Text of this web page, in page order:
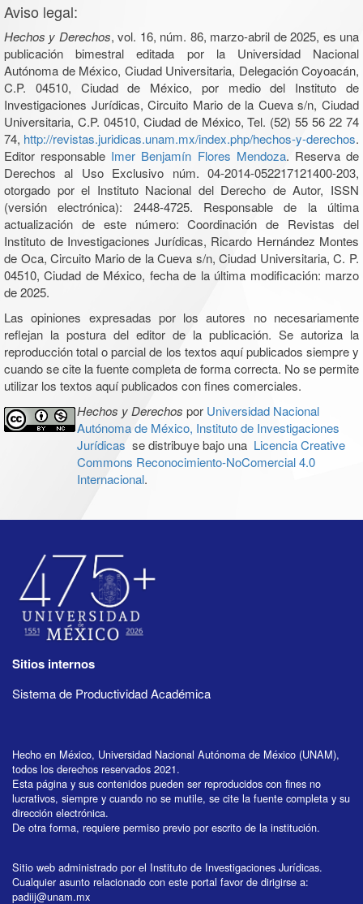
Aviso legal:
Hechos y Derechos, vol. 16, núm. 86, marzo-abril de 2025, es una
publicación bimestral editada por la Universidad Nacional
Autónoma de México, Ciudad Universitaria, Delegación Coyoacán,
C.P. 04510, Ciudad de México, por medio del Instituto de
Investigaciones Jurídicas, Circuito Mario de la Cueva s/n, Ciudad
Universitaria, C.P. 04510, Ciudad de México, Tel. (52) 55 56 22 74
74, http://revistas.juridicas.unam.mx/index.php/hechos-y-derechos.
Editor responsable Imer Benjamín Flores Mendoza. Reserva de
Derechos al Uso Exclusivo núm. 04-2014-052217121400-203,
otorgado por el Instituto Nacional del Derecho de Autor, ISSN
(versión electrónica): 2448-4725. Responsable de la última
actualización de este número: Coordinación de Revistas del
Instituto de Investigaciones Jurídicas, Ricardo Hernández Montes
de Oca, Circuito Mario de la Cueva s/n, Ciudad Universitaria, C. P.
04510, Ciudad de México, fecha de la última modificación: marzo
de 2025.
Las opiniones expresadas por los autores no necesariamente
reflejan la postura del editor de la publicación. Se autoriza la
reproducción total o parcial de los textos aquí publicados siempre y
cuando se cite la fuente completa de forma correcta. No se permite
utilizar los textos aquí publicados con fines comerciales.
Hechos y Derechos por Universidad Nacional
Autónoma de México, Instituto de Investigaciones
Jurídicas se distribuye bajo una Licencia Creative
Commons Reconocimiento-NoComercial 4.0
Internacional.
Sitios internos
Sistema de Productividad Académica
Hecho en México, Universidad Nacional Autónoma de México (UNAM),
todos los derechos reservados 2021.
Esta página y sus contenidos pueden ser reproducidos con fines no
lucrativos, siempre y cuando no se mutile, se cite la fuente completa y su
dirección electrónica.
De otra forma, requiere permiso previo por escrito de la institución.
Sitio web administrado por el Instituto de Investigaciones Jurídicas.
Cualquier asunto relacionado con este portal favor de dirigirse a:
padiij@unam.mx